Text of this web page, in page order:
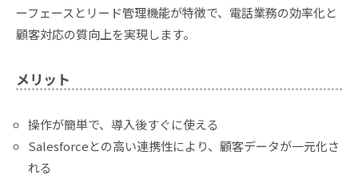
ーフェースとリード管理機能が特徴で、電話業務の効率化と
顧客対応の質向上を実現します。
メリット
操作が簡単で、導入後すぐに使える
Salesforceとの高い連携性により、顧客データが一元化さ
れる